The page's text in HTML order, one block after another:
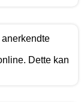
Dette kan